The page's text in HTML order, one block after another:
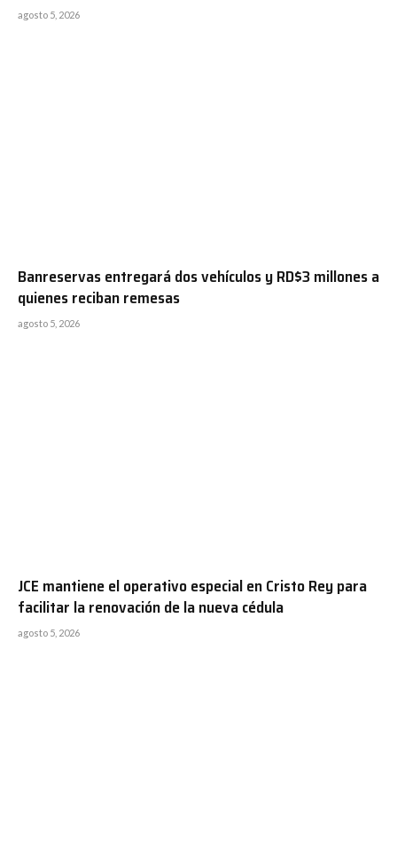
agosto 5, 2026
Banreservas entregará dos vehículos y RD$3 millones a
quienes reciban remesas
agosto 5, 2026
JCE mantiene el operativo especial en Cristo Rey para
facilitar la renovación de la nueva cédula
agosto 5, 2026